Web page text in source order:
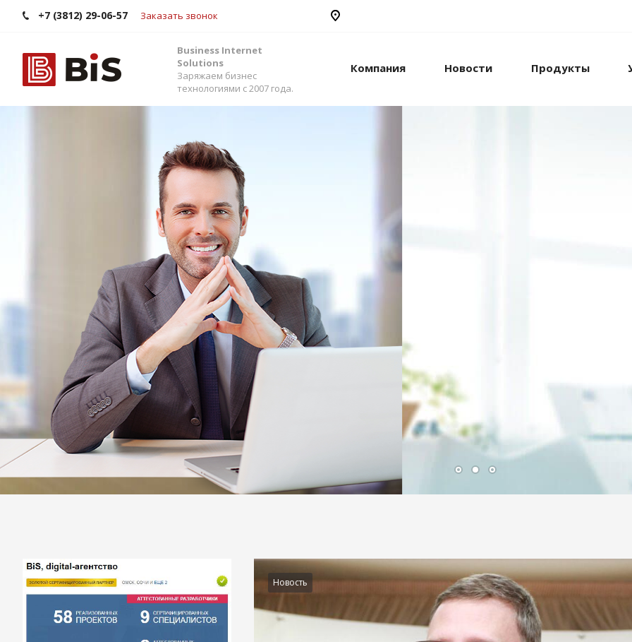
+7 (3812) 29-06-57 Заказать звонок
Business Internet
Solutions
Заряжаем бизнес
технологиями с 2007 года.
Компания Новости Продукты
Внедрение Битрикс24
Стройте работу в команде, управляйте продажами и компанией с
помощью одной из самых популярных CRM-систем.
Помогаем выбрать версию, настроить интеграцию с внешними
сервисами и автоматизировать бизнес-процессы.
Подробности
Новость